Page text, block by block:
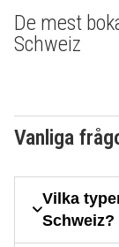
De mest
Schweiz
Vanliga
Vilka
Schweiz?